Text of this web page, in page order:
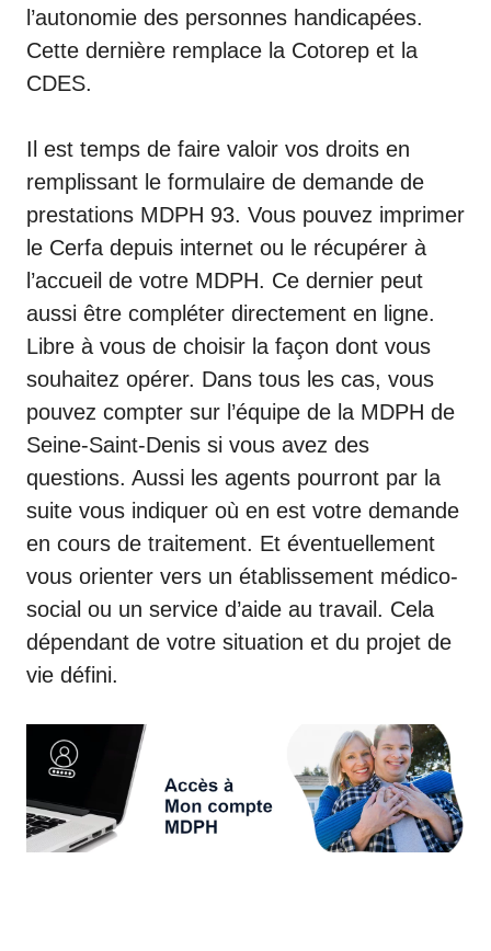
l’autonomie des personnes handicapées.
Cette dernière remplace la Cotorep et la
CDES.
Il est temps de faire valoir vos droits en
remplissant le formulaire de demande de
prestations MDPH 93. Vous pouvez imprimer
le Cerfa depuis internet ou le récupérer à
l’accueil de votre MDPH. Ce dernier peut
aussi être compléter directement en ligne.
Libre à vous de choisir la façon dont vous
souhaitez opérer. Dans tous les cas, vous
pouvez compter sur l’équipe de la MDPH de
Seine-Saint-Denis si vous avez des
questions. Aussi les agents pourront par la
suite vous indiquer où en est votre demande
en cours de traitement. Et éventuellement
vous orienter vers un établissement médico-
social ou un service d’aide au travail. Cela
dépendant de votre situation et du projet de
vie défini.